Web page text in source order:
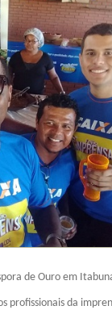
de Ouro em
profissionais da